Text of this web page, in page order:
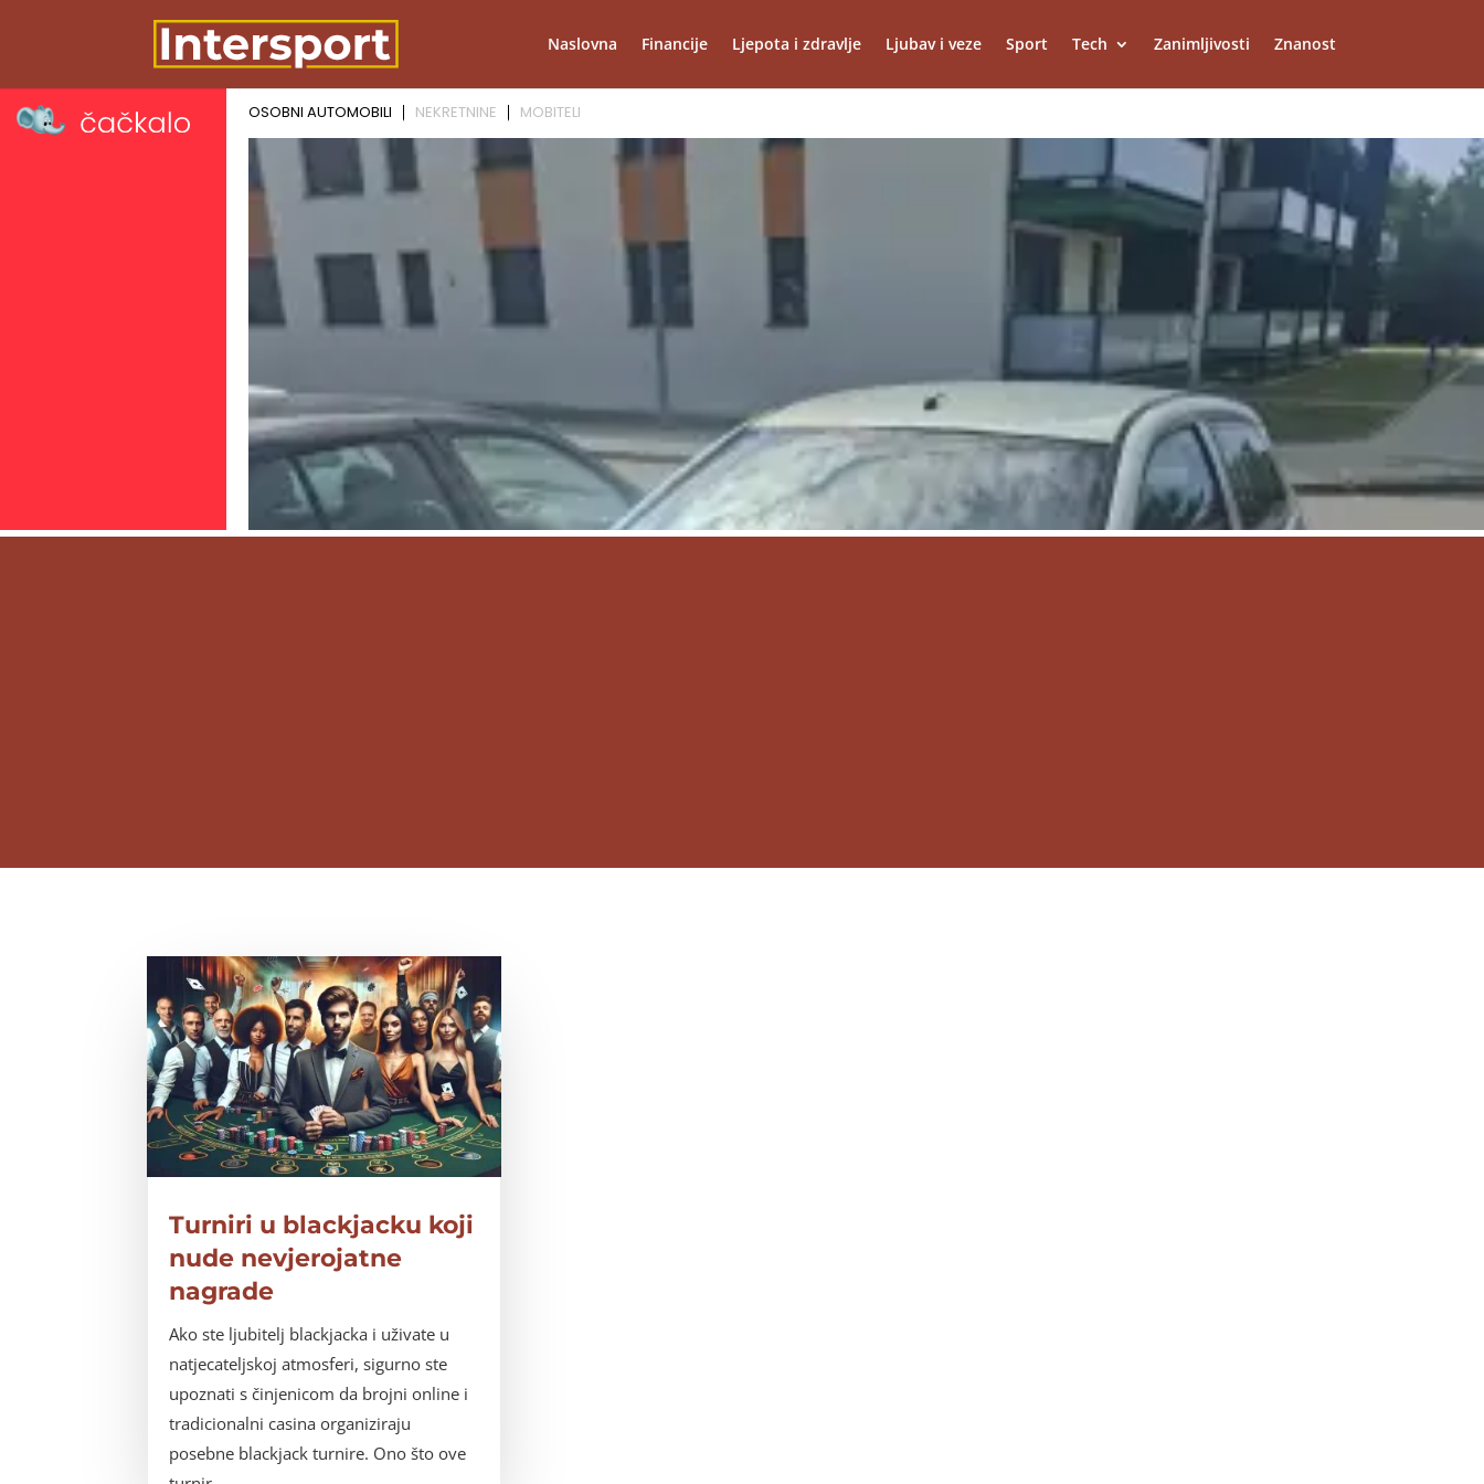
Naslovna Financije Ljepota i zdravlje Ljubav i veze Sport Tech Zanimljivosti Znanost
Turniri u blackjacku koji
nude nevjerojatne
nagrade
Ako ste ljubitelj blackjacka i uživate u
natjecateljskoj atmosferi, sigurno ste
upoznati s činjenicom da brojni online i
tradicionalni casina organiziraju
posebne blackjack turnire. Ono što ove